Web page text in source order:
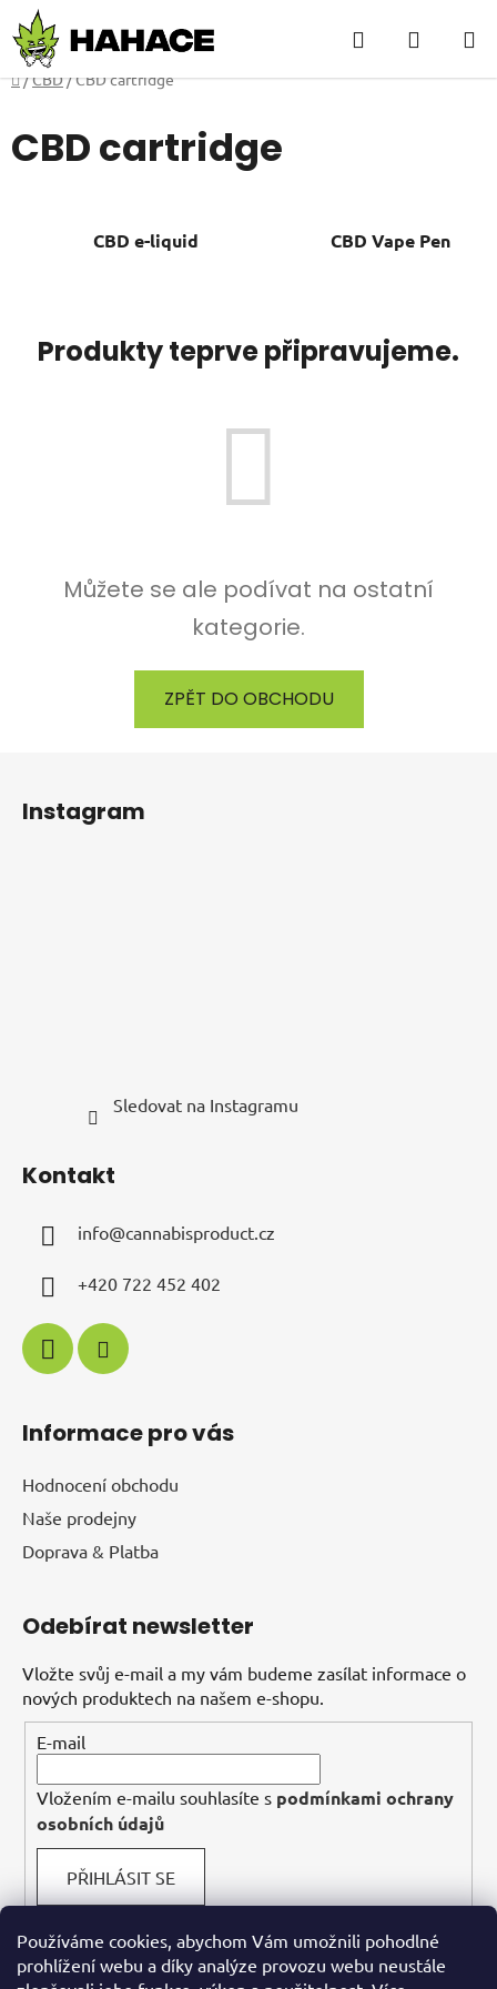
Používáme cookies, abychom Vám umožnili pohodlné
prohlížení webu a díky analýze provozu webu neustále
Přejít
na
obsah
Hledat
KOŠÍK
Domů
/CBD/CBD cartridge
CBD cartridge
CBD e-liquid CBD Vape Pen
Produkty teprve připravujeme.
Můžete se ale podívat na ostatní
kategorie.
ZPĚT DO OBCHODU
Instagram
Sledovat na Instagramu
Kontakt
info@cannabisproduct.cz
+420 722 452 402
Informace pro vás
Hodnocení obchodu
Naše prodejny
Doprava & Platba
Odebírat newsletter
Vložte svůj e-mail a my vám budeme zasílat informace o
nových produktech na našem e-shopu.
E-mail
Vložením e-mailu souhlasíte s podmínkami ochrany
osobních údajů
PŘIHLÁSIT SE
Facebook